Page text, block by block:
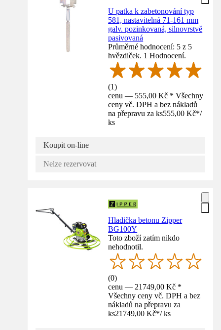
U patka k zabetonování typ
581, nastavitelná 71-161 mm
galv. pozinkovaná, silnovrstvě
pasivovaná
Průměrné hodnocení: 5 z 5
hvězdiček. 1 Hodnocení.
(1)
cenu — 555,00 Kč * Všechny
ceny vč. DPH a bez nákladů
na přepravu za ks555,00 Kč*/
ks
Koupit on-line
Nelze rezervovat
Hladička betonu Zipper
BG100Y
Toto zboží zatím nikdo
nehodnotil.
(0)
cenu — 21749,00 Kč *
Všechny ceny vč. DPH a bez
nákladů na přepravu za
ks21749,00 Kč*/ ks